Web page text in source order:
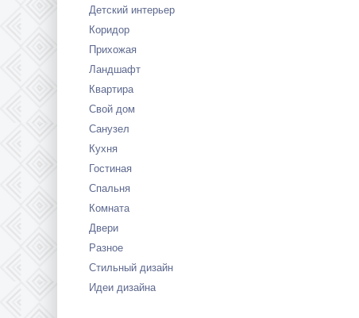
Детский интерьер
Коридор
Прихожая
Ландшафт
Квартира
Свой дом
Санузел
Кухня
Гостиная
Спальня
Комната
Двери
Разное
Стильный дизайн
Идеи дизайна